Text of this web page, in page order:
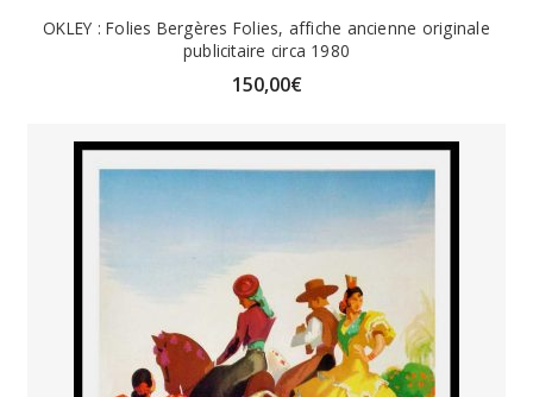
OKLEY : Folies Bergères Folies, affiche ancienne originale
publicitaire circa 1980
150,00€